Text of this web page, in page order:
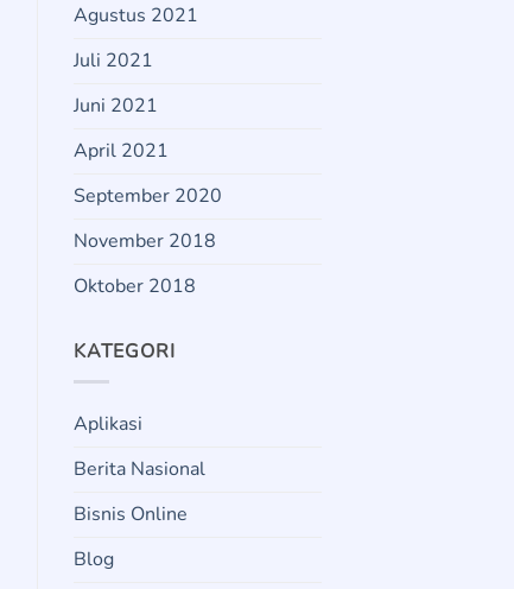
Agustus 2021
Juli 2021
Juni 2021
April 2021
September 2020
November 2018
Oktober 2018
KATEGORI
Aplikasi
Berita Nasional
Bisnis Online
Blog